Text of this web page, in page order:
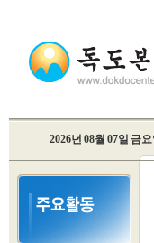
2026년 08월 07일 금요